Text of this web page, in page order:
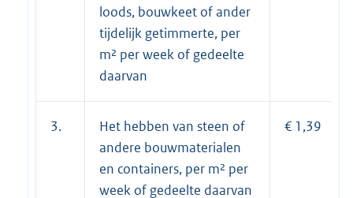
loods, bouwkeet of ander
tijdelijk getimmerte, per
m² per week of gedeelte
daarvan
3.
Het hebben van steen of
andere bouwmaterialen
en containers, per m² per
week of gedeelte daarvan
€ 1,39